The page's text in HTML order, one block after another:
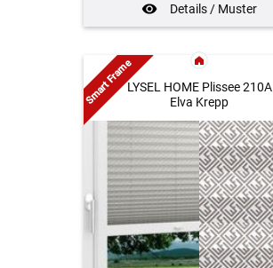
Details / Muster
LYSEL HOME Plissee 210A
Elva Krepp
Smart Frame